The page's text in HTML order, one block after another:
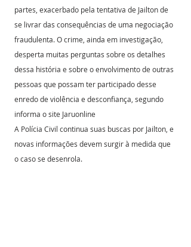
partes, exacerbado pela tentativa de Jailton de
se livrar das consequências de uma negociação
fraudulenta. O crime, ainda em investigação,
desperta muitas perguntas sobre os detalhes
dessa história e sobre o envolvimento de outras
pessoas que possam ter participado desse
enredo de violência e desconfiança, segundo
informa o site Jaruonline
A Polícia Civil continua suas buscas por Jailton, e
novas informações devem surgir à medida que
o caso se desenrola.